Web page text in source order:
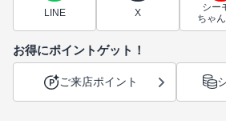
LINE X
シー
ちゃ
お得にポイントゲット！
ご来店ポイント